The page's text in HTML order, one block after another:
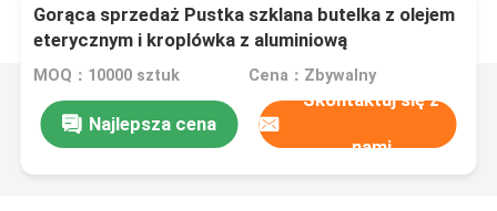
Gorąca sprzedaż Pustka szklana butelka z olejem
eterycznym i kroplówka z aluminiową
złotą/srebrną spódnicą
MOQ：10000 sztuk Cena：Zbywalny
Najlepsza cena
Skontaktuj się z
nami